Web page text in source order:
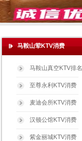
马鞍山荤KTV消费
马鞍山真空KTV排名
至尊永利KTV消费
麦迪会所KTV消费
汉顿公馆KTV消费
紫金丽城KTV消费